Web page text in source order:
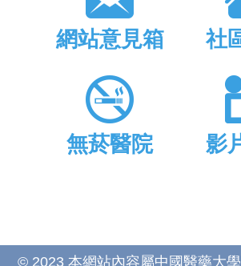
網站意見箱 社
無菸醫院 影
© 2023 本網站內容屬中國醫藥大學